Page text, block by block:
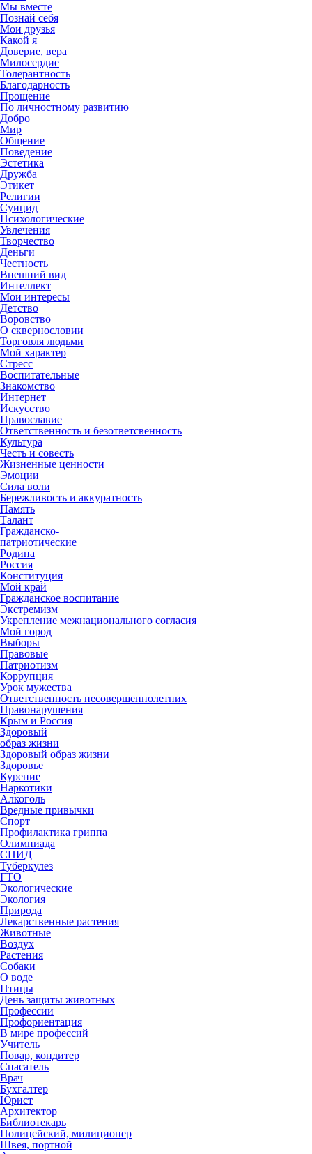
Мы вместе
Познай себя
Мои друзья
Какой я
Доверие, вера
Милосердие
Толерантность
Благодарность
Прощение
По личностному развитию
Добро
Мир
Общение
Поведение
Эстетика
Дружба
Этикет
Религии
Суицид
Психологические
Увлечения
Творчество
Деньги
Честность
Внешний вид
Интеллект
Мои интересы
Детство
Воровство
О сквернословии
Торговля людьми
Мой характер
Стресс
Воспитательные
Знакомство
Интернет
Искусство
Православие
Ответственность и безответсвенность
Культура
Честь и совесть
Жизненные ценности
Эмоции
Сила воли
Бережливость и аккуратность
Память
Талант
Гражданско-
патриотические
Родина
Россия
Конституция
Мой край
Гражданское воспитание
Экстремизм
Укрепление межнационального согласия
Мой город
Выборы
Правовые
Патриотизм
Коррупция
Урок мужества
Ответственность несовершеннолетних
Правонарушения
Крым и Россия
Здоровый
образ жизни
Здоровый образ жизни
Здоровье
Курение
Наркотики
Алкоголь
Вредные привычки
Спорт
Профилактика гриппа
Олимпиада
СПИД
Туберкулез
ГТО
Экологические
Экология
Природа
Лекарственные растения
Животные
Воздух
Растения
Собаки
О воде
Птицы
День защиты животных
Профессии
Профориентация
В мире профессий
Учитель
Повар, кондитер
Спасатель
Врач
Бухгалтер
Юрист
Архитектор
Библиотекарь
Полицейский, милиционер
Швея, портной